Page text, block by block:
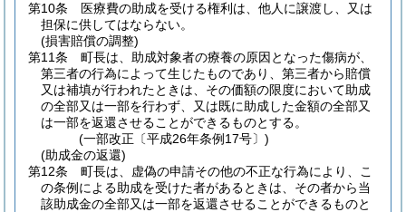
第10条
医療費の助成を受ける権利は、他人に譲渡し、又は
担保に供してはならない。
(損害賠償の調整)
第11条
町長は、助成対象者の療養の原因となった傷病が、
第三者の行為によって生じたものであり、第三者から賠償
又は補填が行われたときは、その価額の限度において助成
の全部又は一部を行わず、又は既に助成した金額の全部又
は一部を返還させることができるものとする。
(一部改正〔平成26年条例17号〕)
(助成金の返還)
第12条
町長は、虚偽の申請その他の不正な行為により、こ
の条例による助成を受けた者があるときは、その者から当
該助成金の全部又は一部を返還させることができるものと